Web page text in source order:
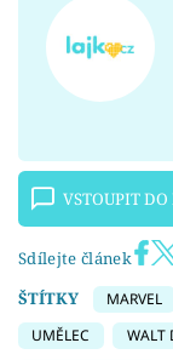
VSTOUPIT DO
Sdílejte článek
ŠTÍTKY
MARVEL
UMĚLEC
WALT